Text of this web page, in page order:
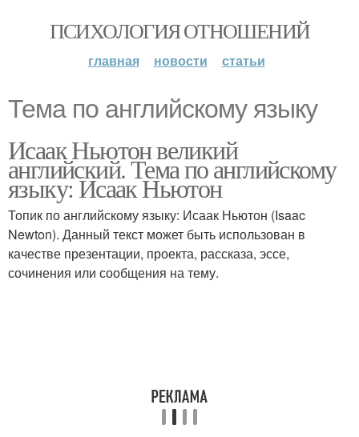
ПСИХОЛОГИЯ ОТНОШЕНИЙ
главная новости статьи
Тема по английскому языку
Исаак Ньютон великий
английский. Тема по английскому
языку: Исаак Ньютон
Топик по английскому языку: Исаак Ньютон (Isaac
Newton). Данный текст может быть использован в
качестве презентации, проекта, рассказа, эссе,
сочинения или сообщения на тему.